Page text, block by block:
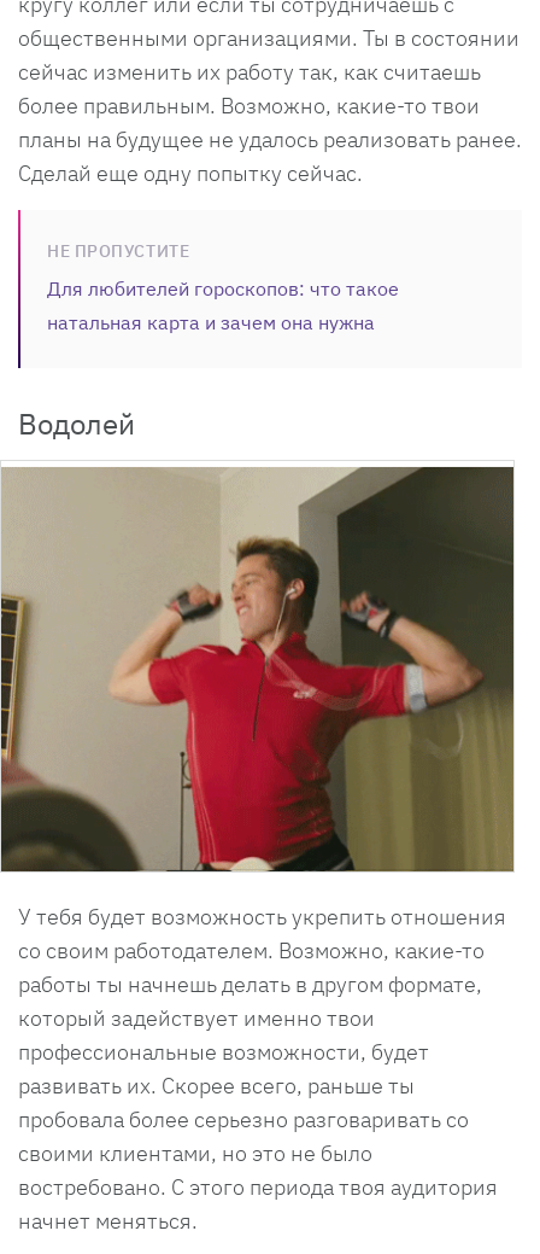
общественными организациями. Ты в состоянии
сейчас изменить их работу так, как считаешь
более правильным. Возможно, какие-то твои
планы на будущее не удалось реализовать ранее.
Сделай еще одну попытку сейчас.
НЕ ПРОПУСТИТЕ
Для любителей гороскопов: что такое
натальная карта и зачем она нужна
Водолей
У тебя будет возможность укрепить отношения
со своим работодателем. Возможно, какие-то
работы ты начнешь делать в другом формате,
который задействует именно твои
профессиональные возможности, будет
развивать их. Скорее всего, раньше ты
пробовала более серьезно разговаривать со
своими клиентами, но это не было
востребовано. С этого периода твоя аудитория
начнет меняться.